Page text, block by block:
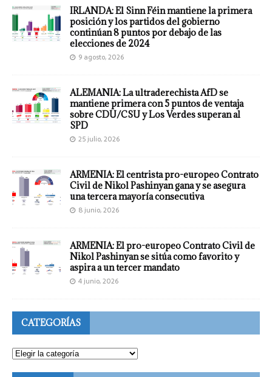
IRLANDA: El Sinn Féin mantiene la primera
posición y los partidos del gobierno
continúan 8 puntos por debajo de las
elecciones de 2024
9 agosto, 2026
ALEMANIA: La ultraderechista AfD se
mantiene primera con 5 puntos de ventaja
sobre CDU/CSU y Los Verdes superan al
SPD
25 julio, 2026
ARMENIA: El centrista pro-europeo Contrato
Civil de Nikol Pashinyan gana y se asegura
una tercera mayoría consecutiva
8 junio, 2026
ARMENIA: El pro-europeo Contrato Civil de
Nikol Pashinyan se sitúa como favorito y
aspira a un tercer mandato
4 junio, 2026
CATEGORÍAS